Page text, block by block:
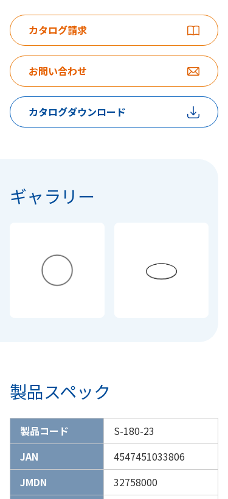
カタログ請求
お問い合わせ
カタログダウンロード
ギャラリー
製品スペック
製品コード
S-180-23
JAN
4547451033806
JMDN
32758000